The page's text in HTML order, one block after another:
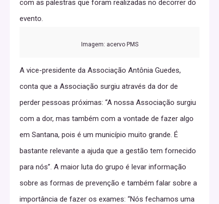
com as palestras que foram realizadas no decorrer do
evento.
Imagem: acervo PMS
A vice-presidente da Associação Antônia Guedes,
conta que a Associação surgiu através da dor de
perder pessoas próximas: “A nossa Associação surgiu
com a dor, mas também com a vontade de fazer algo
em Santana, pois é um município muito grande. É
bastante relevante a ajuda que a gestão tem fornecido
para nós”. A maior luta do grupo é levar informação
sobre as formas de prevenção e também falar sobre a
importância de fazer os exames: “Nós fechamos uma